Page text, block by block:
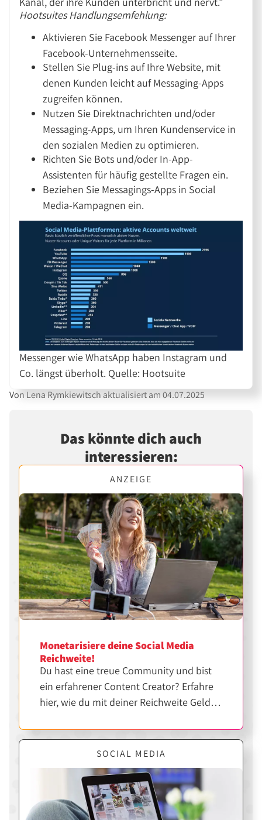
Hootsuites Handlungsemfehlung:
Aktivieren Sie Facebook Messenger auf Ihrer
Facebook-Unternehmensseite.
Stellen Sie Plug-ins auf Ihre Website, mit
denen Kunden leicht auf Messaging-Apps
zugreifen können.
Nutzen Sie Direktnachrichten und/oder
Messaging-Apps, um Ihren Kundenservice in
den sozialen Medien zu optimieren.
Richten Sie Bots und/oder In-App-
Assistenten für häufig gestellte Fragen ein.
Beziehen Sie Messagings-Apps in Social
Media-Kampagnen ein.
Messenger wie WhatsApp haben Instagram und
Co. längst überholt. Quelle: Hootsuite
Von Lena Rymkiewitsch aktualisiert am 04.07.2025
Das könnte dich auch
interessieren:
ANZEIGE
Monetarisiere deine Social Media
Reichweite!
Du hast eine treue Community und bist
ein erfahrener Content Creator? Erfahre
hier, wie du mit deiner Reichweite Geld
SOCIAL MEDIA